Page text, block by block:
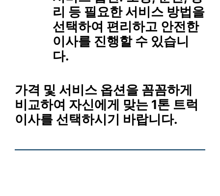
리 등 필요한 서비스 방법을
선택하여 편리하고 안전한
이사를 진행할 수 있습니
다.
가격 및 서비스 옵션을 꼼꼼하게
비교하여 자신에게 맞는 1톤 트럭
이사를 선택하시기 바랍니다.